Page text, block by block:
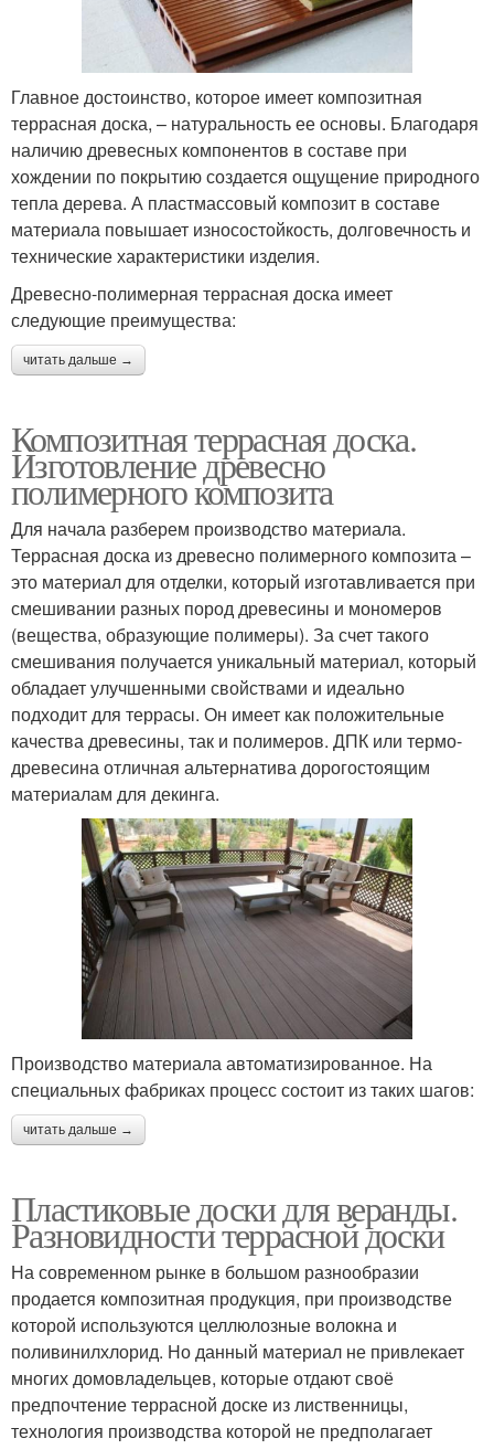
Главное достоинство, которое имеет композитная
террасная доска, – натуральность ее основы. Благодаря
наличию древесных компонентов в составе при
хождении по покрытию создается ощущение природного
тепла дерева. А пластмассовый композит в составе
материала повышает износостойкость, долговечность и
технические характеристики изделия.
Древесно-полимерная террасная доска имеет
следующие преимущества:
читать дальше →
Композитная террасная доска.
Изготовление древесно
полимерного композита
Для начала разберем производство материала.
Террасная доска из древесно полимерного композита –
это материал для отделки, который изготавливается при
смешивании разных пород древесины и мономеров
(вещества, образующие полимеры). За счет такого
смешивания получается уникальный материал, который
обладает улучшенными свойствами и идеально
подходит для террасы. Он имеет как положительные
качества древесины, так и полимеров. ДПК или термо-
древесина отличная альтернатива дорогостоящим
материалам для декинга.
Производство материала автоматизированное. На
специальных фабриках процесс состоит из таких шагов:
читать дальше →
Пластиковые доски для веранды.
Разновидности террасной доски
На современном рынке в большом разнообразии
продается композитная продукция, при производстве
которой используются целлюлозные волокна и
поливинилхлорид. Но данный материал не привлекает
многих домовладельцев, которые отдают своё
предпочтение террасной доске из лиственницы,
технология производства которой не предполагает